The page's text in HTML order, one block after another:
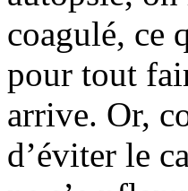
coagulé, ce
pour tout
arrive. Or,
d’éviter le